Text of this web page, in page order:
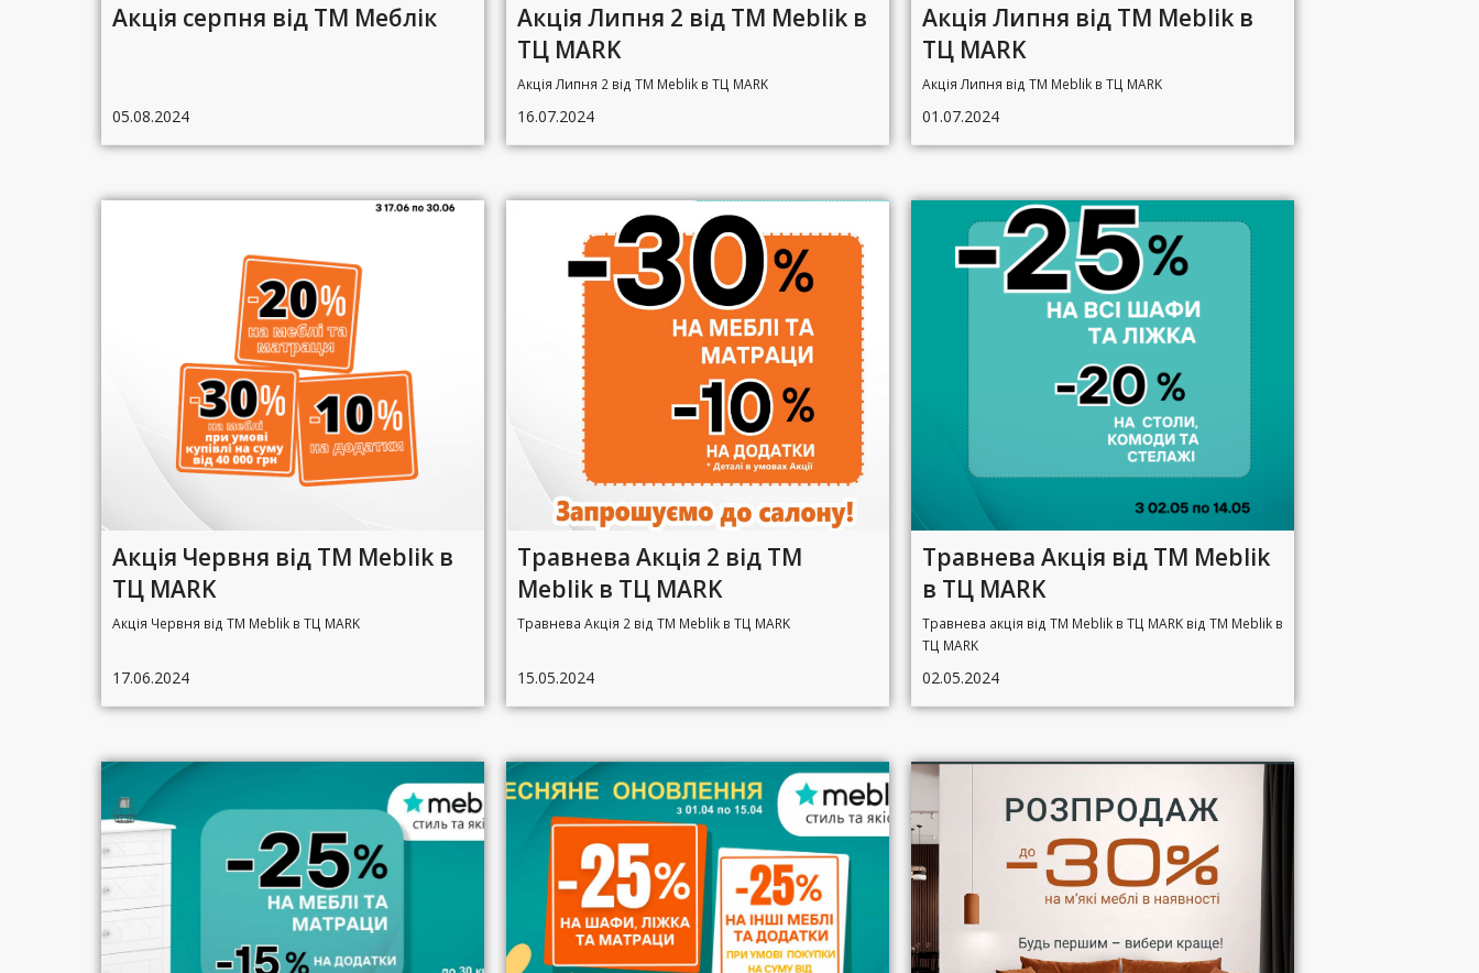
Акція серпня від ТМ Меблік
05.08.2024
Акція Липня 2 від ТМ Meblik в
ТЦ MARK
Акція Липня 2 від ТМ Meblik в ТЦ MARK
16.07.2024
Акція Липня від ТМ Meblik в
ТЦ MARK
Акція Липня від ТМ Meblik в ТЦ MARK
01.07.2024
Акція Червня від ТМ Meblik в
ТЦ MARK
Акція Червня від ТМ Meblik в ТЦ MARK
17.06.2024
Травнева Акція 2 від ТМ
Meblik в ТЦ MARK
Травнева Акція 2 від ТМ Meblik в ТЦ MARK
15.05.2024
Травнева Акція від ТМ Meblik
в ТЦ MARK
Травнева акція від ТМ Meblik в ТЦ MARK від ТМ Meblik в
ТЦ MARK
02.05.2024